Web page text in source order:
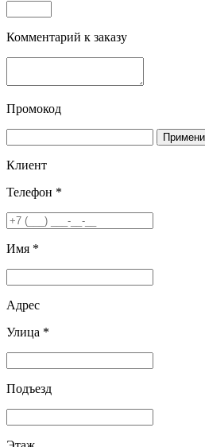
Комментарий к заказу
Промокод
Клиент
Телефон *
Имя *
Адрес
Улица *
Подъезд